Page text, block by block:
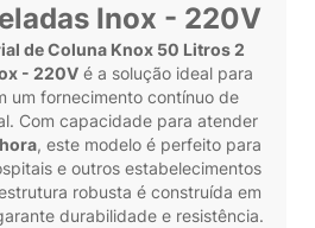
Inox - 220V
de Coluna Knox 50 Litros 2
- 220V é a solução ideal para
um fornecimento contínuo de
Com capacidade para atender
, este modelo é perfeito para
e outros estabelecimentos
robusta é construída em
durabilidade e resistência.